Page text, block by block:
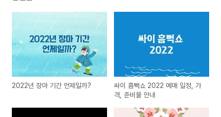
2022년 장마 기간 언제일까?
싸이 흠뻑쇼 2022 예매 일정, 가
격, 준비물 안내